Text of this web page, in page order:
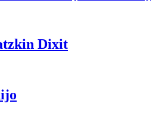
Dixit